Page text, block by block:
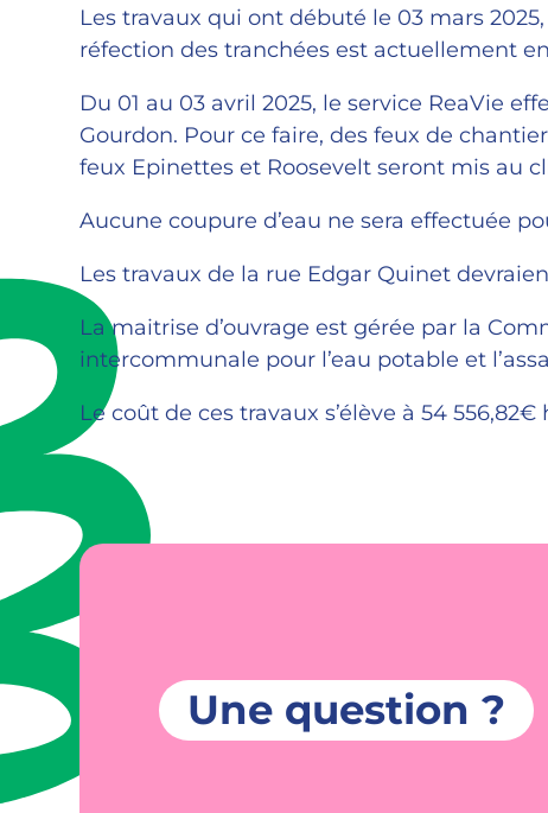
Les travaux qui ont débuté le 03 mars
réfection des tranchées est actuellement
Du 01 au 03 avril 2025, le service ReaVie
Gourdon. Pour ce faire, des feux de
feux Epinettes et Roosevelt seront mis au
Aucune coupure d’eau ne sera effectuée
Les travaux de la rue Edgar Quinet
La maitrise d’ouvrage est gérée par la
intercommunale pour l’eau potable et
Le coût de ces travaux s’élève à 54 556,82€
Une question ?